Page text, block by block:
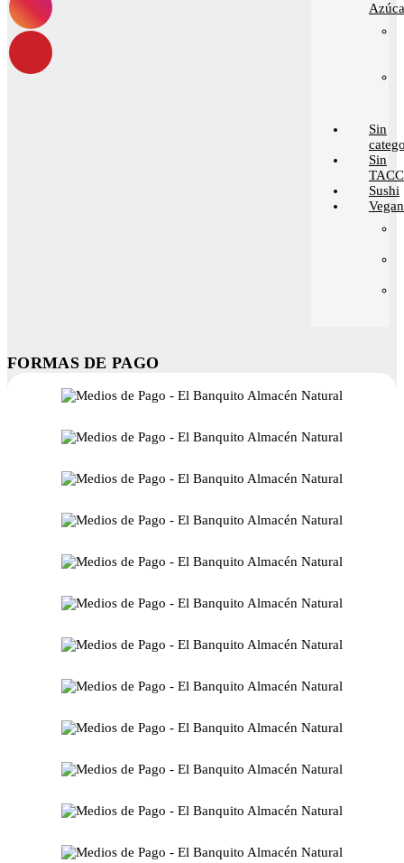
Sin
Sin
TACC
Sushi
FORMAS DE PAGO